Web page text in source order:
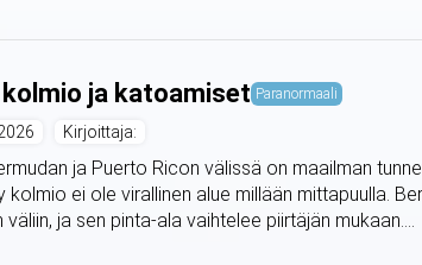
kolmio ja katoamiset Paranormaali
Kirjoittaja:
ja Puerto Ricon välissä on maailman
kolmio ei ole virallinen alue millään mittapuulla.
ja sen pinta-ala vaihtelee piirtäjän mukaan....